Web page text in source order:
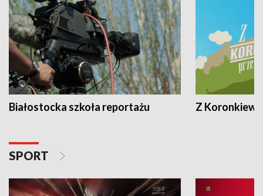
Białostocka szkoła reportażu Z
SPORT